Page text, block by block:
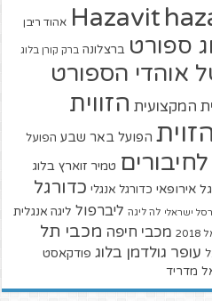
Hazavit אהוד ריבן
ספורט ברצלונה ברק קורן בלוג
אוהדי הספורט
המקצועית הזווית
הזוית הפועל באר שבע הפועל
לחיבורים טמיר זוארץ בלוג
אירופאי כדורגל אנגלי כדורגל
ישראלי לה ליגה ליברפול ליגה אנגלית
מכבי חיפה מכבי תל
עופר גולדמן בלוג פודקאסט
מדריד